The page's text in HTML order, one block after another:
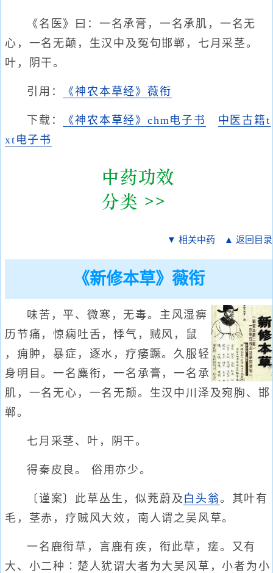
《名医》曰：一名承膏，一名承肌，一名无
心，一名无颠，生汉中及冤句邯郸，七月采茎。
叶，阴干。
引用： 《神农本草经》薇衔
下载： 《神农本草经》chm电子书
中医古籍t
xt电子书
▼ 相关中药 ▲ 返回目录
《新修本草》薇衔
味苦，平、微寒，无毒。主风湿痹
历节痛，惊痫吐舌，悸气，贼风，鼠
，痈肿，暴症，逐水，疗痿蹶。久服轻
身明目。一名麋衔，一名承膏，一名承
肌，一名无心，一名无颠。生汉中川泽及宛朐、邯
郸。
七月采茎、叶，阴干。
得秦皮良。 俗用亦少。
〔谨案〕此草丛生，似茺蔚及 白头翁。其叶有
毛，茎赤，疗贼风大效，南人谓之吴风草。
一名鹿衔草，言鹿有疾，衔此草，瘥。又有
大、小二种∶楚人犹谓大者为大吴风草，小者为小